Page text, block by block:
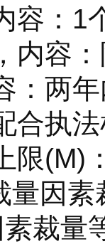
容：1
内容
：两
合执
限(M)
量因
裁量